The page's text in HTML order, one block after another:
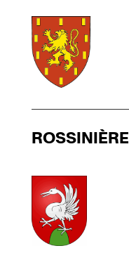
ROSSINIÈRE